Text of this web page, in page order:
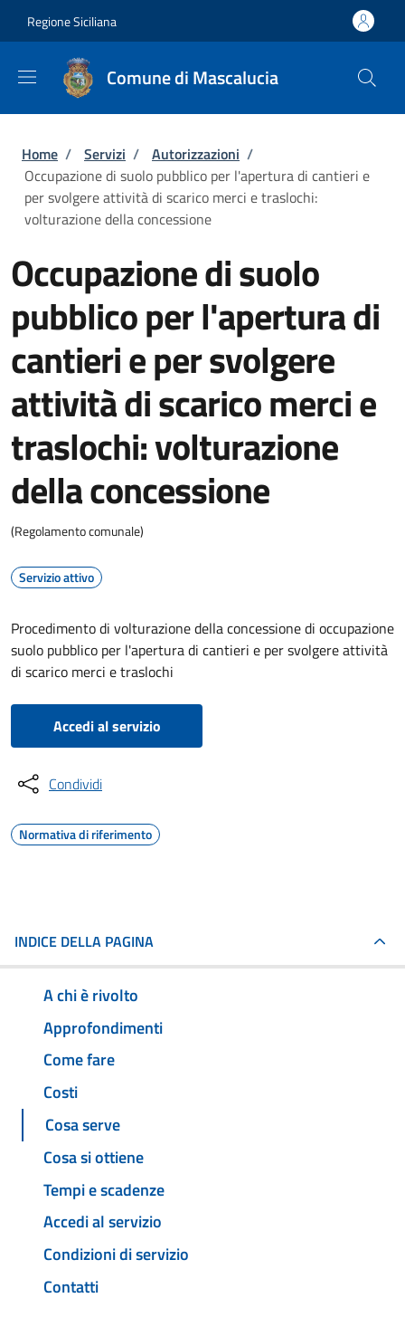
Regione Siciliana
Comune di Mascalucia
Briciole di pane
Home / Servizi / Autorizzazioni /
Occupazione di suolo pubblico per l'apertura di cantieri e
per svolgere attività di scarico merci e traslochi:
volturazione della concessione
Occupazione di suolo
pubblico per l'apertura di
cantieri e per svolgere
attività di scarico merci e
traslochi: volturazione
della concessione
(Regolamento comunale)
Servizio attivo
Procedimento di volturazione della concessione di occupazione
suolo pubblico per l'apertura di cantieri e per svolgere attività
di scarico merci e traslochi
Accedi al servizio
Condividi
Normativa di riferimento
INDICE DELLA PAGINA
A chi è rivolto
Approfondimenti
Come fare
Costi
Cosa serve
Cosa si ottiene
Tempi e scadenze
Accedi al servizio
Condizioni di servizio
Contatti